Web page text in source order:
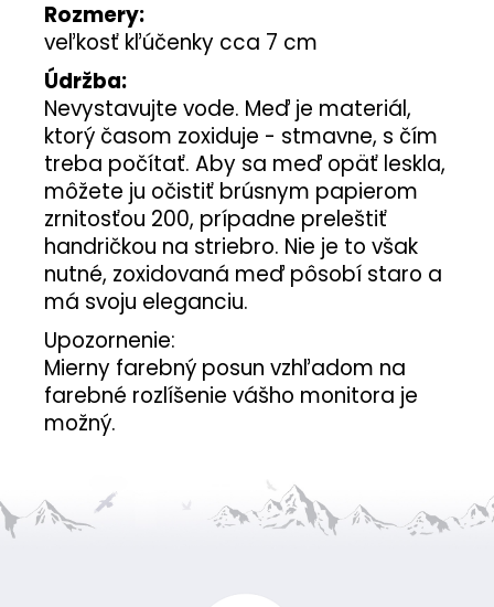
Rozmery:
veľkosť kľúčenky cca 7 cm
Údržba:
Nevystavujte vode. Meď je materiál,
ktorý časom zoxiduje - stmavne, s čím
treba počítať. Aby sa meď opäť leskla,
môžete ju očistiť brúsnym papierom
zrnitosťou 200, prípadne preleštiť
handričkou na striebro. Nie je to však
nutné, zoxidovaná meď pôsobí staro a
má svoju eleganciu.
Upozornenie:
Mierny farebný posun vzhľadom na
farebné rozlíšenie vášho monitora je
možný.